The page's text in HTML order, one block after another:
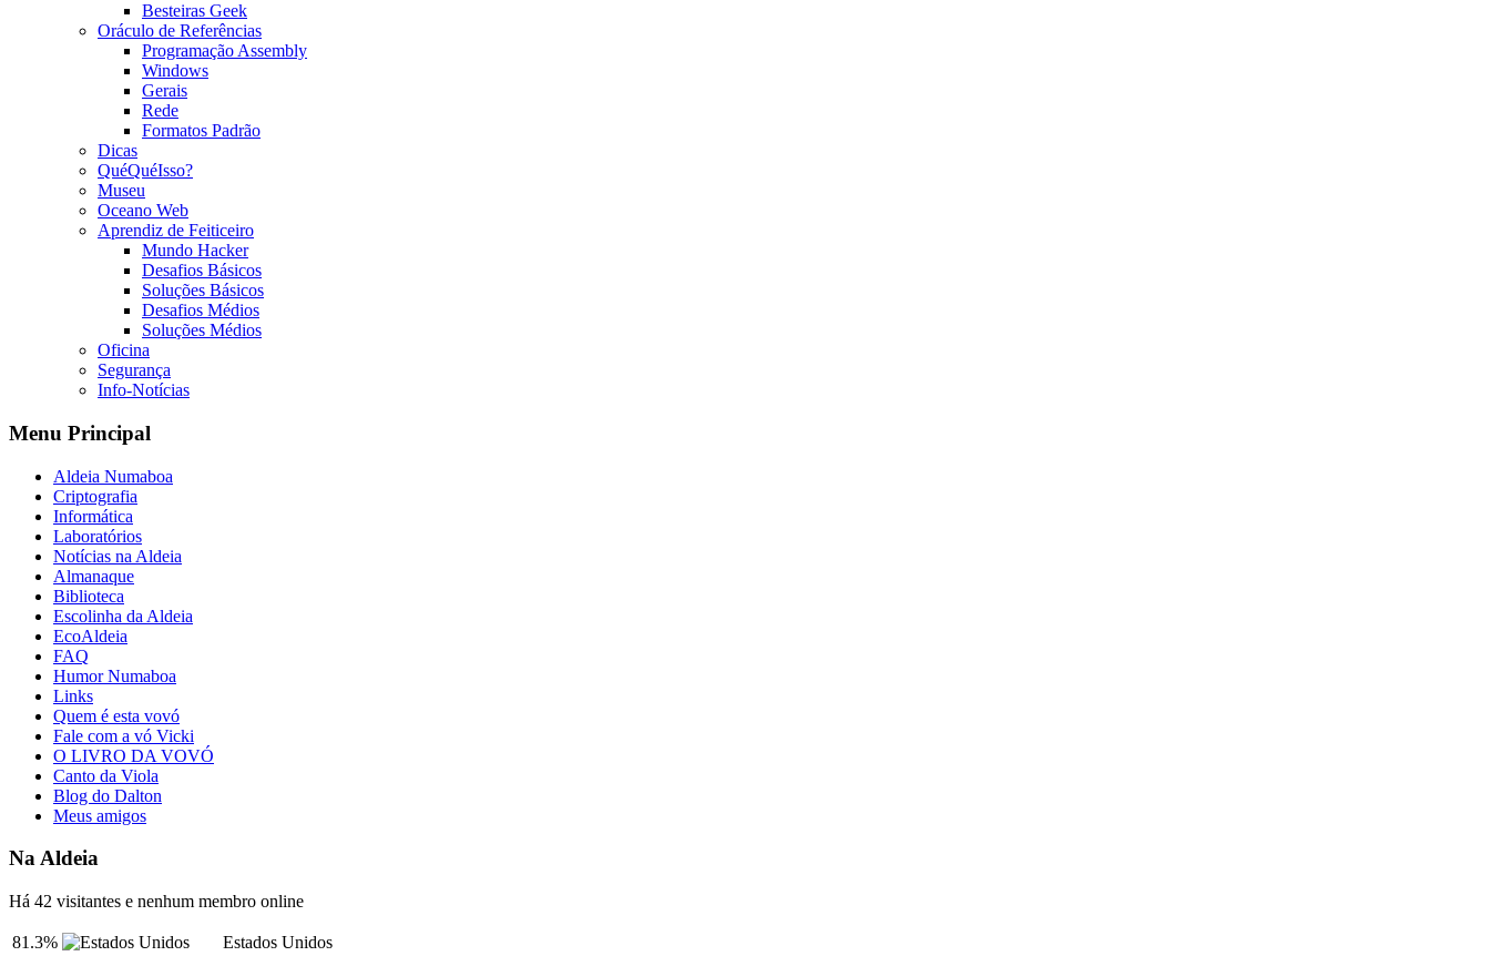
Besteiras Geek
Oráculo de Referências
Programação Assembly
Windows
Gerais
Rede
Formatos Padrão
Dicas
QuéQuéIsso?
Museu
Oceano Web
Aprendiz de Feiticeiro
Mundo Hacker
Desafios Básicos
Soluções Básicos
Desafios Médios
Soluções Médios
Oficina
Segurança
Info-Notícias
Menu Principal
Aldeia Numaboa
Criptografia
Informática
Laboratórios
Notícias na Aldeia
Almanaque
Biblioteca
Escolinha da Aldeia
EcoAldeia
FAQ
Humor Numaboa
Links
Quem é esta vovó
Fale com a vó Vicki
O LIVRO DA VOVÓ
Canto da Viola
Blog do Dalton
Meus amigos
Na Aldeia
Há 42 visitantes e nenhum membro online
81.3%
Estados Unidos